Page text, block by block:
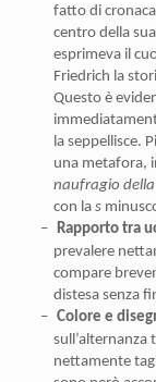
fatto di
centro della
esprimeva il
Friedrich la
Questo è
la seppellisce.
una metafora,
naufragio della
con la s
–
Rapporto tra
prevalere
compare
distesa senza
– Colore e
sull’alternanza
nettamente